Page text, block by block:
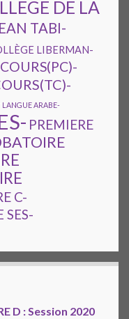
DE LA
TABI-
LIBERMAN-
COURS(PC)-
LANGUE ARABE-
PREMIERE
C-
SES-
D : Session 2020